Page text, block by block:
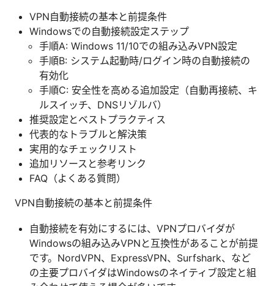
VPN自動接続の基本と前提条件
Windowsでの自動接続設定ステップ
手順A: Windows 11/10での組み込みVPN設定
手順B: システム起動時/ログイン時の自動接続の
有効化
手順C: 安全性を高める追加設定（自動再接続、キ
ルスイッチ、DNSリゾルバ）
推奨設定とベストプラクティス
代表的なトラブルと解決策
実用的なチェックリスト
追加リソースと参考リンク
FAQ（よくある質問）
VPN自動接続の基本と前提条件
自動接続を有効にするには、VPNプロバイダが
Windowsの組み込みVPNと互換性があることが前提
です。NordVPN、ExpressVPN、Surfshark、など
の主要プロバイダはWindowsのネイティブ設定と組